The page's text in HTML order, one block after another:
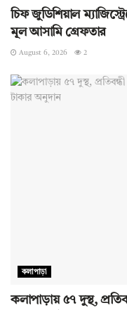
চিফ জুডিশিয়াল
মূল আসামি গ্রেফতার
August 6, 2026 2
কলাপাড়া
কলাপাড়ায় ৫৭ দুস্থ,